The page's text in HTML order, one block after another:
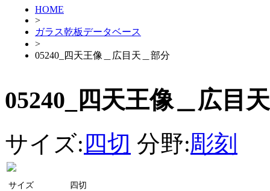
HOME
>
ガラス乾板データベース
>
05240_四天王像＿広目天＿部分
05240_四天王像＿広目
サイズ: 四切 分野:彫刻
サイズ
四切